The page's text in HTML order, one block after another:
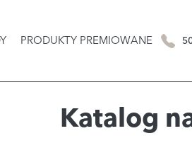
PRODUKTY PREMIOWANE
Katalog